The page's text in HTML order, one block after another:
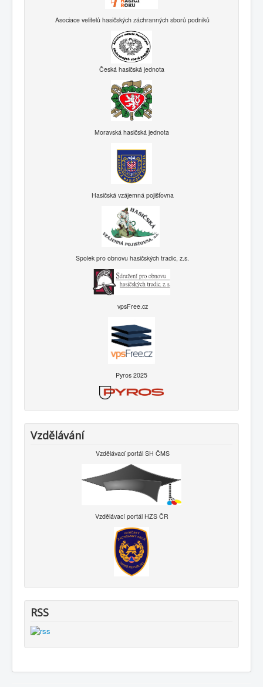
Asociace velitelů hasičských záchranných sborů podniků
Česká hasičská jednota
Moravská hasičská jednota
Hasičská vzájemná pojišťovna
Spolek pro obnovu hasičských tradic, z.s.
vpsFree.cz
Pyros 2025
Vzdělávání
Vzdělávací portál SH ČMS
Vzdělávací portál HZS ČR
RSS